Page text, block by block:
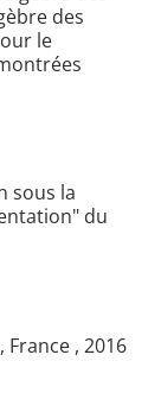
des
le
sous la
du
, 2016